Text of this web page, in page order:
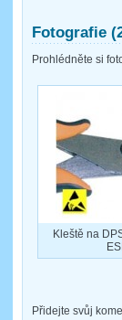
Fotografie
Prohlédněte si
Kleště na
Přidejte svůj